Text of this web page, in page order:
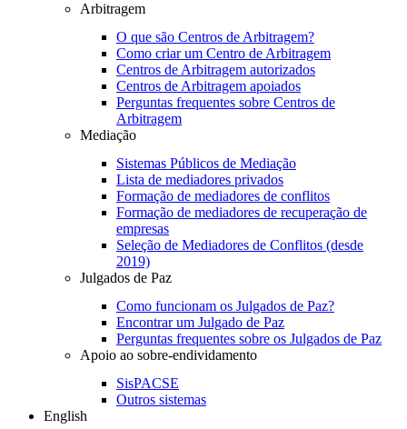
Arbitragem
O que são Centros de Arbitragem?
Como criar um Centro de Arbitragem
Centros de Arbitragem autorizados
Centros de Arbitragem apoiados
Perguntas frequentes sobre Centros de
Arbitragem
Mediação
Sistemas Públicos de Mediação
Lista de mediadores privados
Formação de mediadores de conflitos
Formação de mediadores de recuperação de
empresas
Seleção de Mediadores de Conflitos (desde
2019)
Julgados de Paz
Como funcionam os Julgados de Paz?
Encontrar um Julgado de Paz
Perguntas frequentes sobre os Julgados de Paz
Apoio ao sobre-endividamento
SisPACSE
Outros sistemas
English